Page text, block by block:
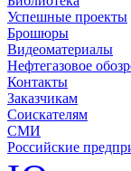
Успешные проекты
Брошюры
Видеоматериалы
Нефтегазовое
Контакты
Заказчикам
Соискателям
СМИ
Российские